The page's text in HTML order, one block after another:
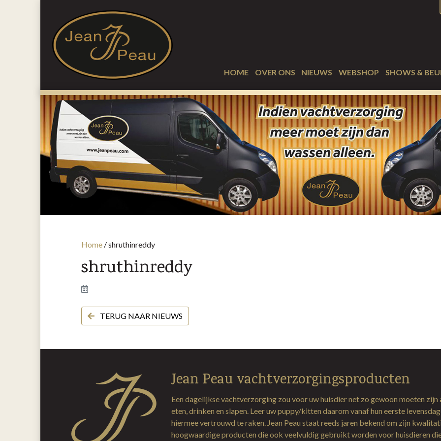
HOME OVER ONS NIEUWS WEBSHOP SHOWS &
Home /shruthinreddy
shruthinreddy
TERUG NAAR NIEUWS
Jean Peau vachtverzorgingsproducten
Een dagelijkse vachtverzorging zou voor uw huisdier net zo gewoon moeten zijn
eten, drinken en slapen. Leer uw puppy/kitten daarom vanaf hun eerste
hiermee vertrouwd te raken. Jean Peau staat reeds jaren bekend om zijn
hoogwaardige producten die ook veelvuldig gebruikt worden voor huisdieren